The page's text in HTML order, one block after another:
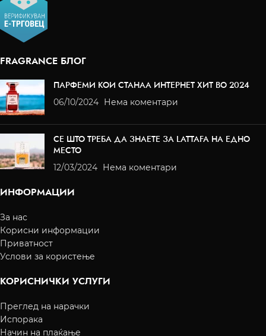
FRAGRANCE БЛОГ
ПАРФЕМИ КОИ СТАНАА ИНТЕРНЕТ ХИТ ВО 2024
06/10/2024 Нема коментари
СЕ ШТО ТРЕБА ДА ЗНАЕТЕ ЗА LATTAFA НА ЕДНО
МЕСТО
12/03/2024 Нема коментари
ИНФОРМАЦИИ
За нас
Корисни информации
Приватност
Услови за користење
КОРИСНИЧКИ УСЛУГИ
Преглед на нарачки
Испорака
Начин на плаќање